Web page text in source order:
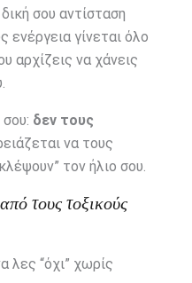
σου αντίσταση
ενέργεια γίνεται όλο
αρχίζεις να χάνεις
δεν τους
να τους
τον ήλιο σου.
τους τοξικούς
λες “όχι” χωρίς